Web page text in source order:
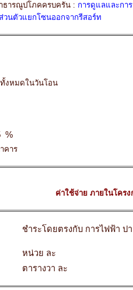
ธารณูปโภคครบครัน : การดูแลและกา
วนตัวแยกโซนออกจากรีสอร์ท
งหมดในวันโอน
%
คาร
ค่าใช้จ่าย ภายในโครง
ชำระโดยตรงกับ การไฟฟ้า ป
หน่วย ละ
ตารางวา ละ